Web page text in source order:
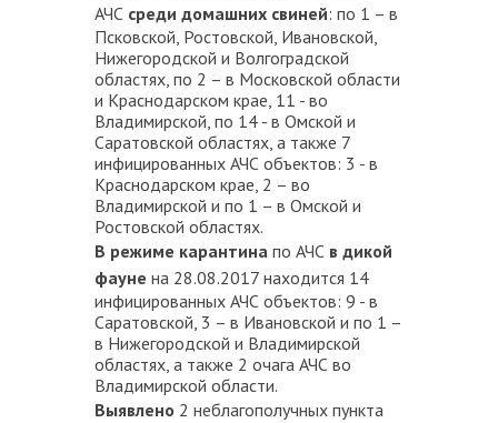
АЧС среди домашних свиней: по 1 – в
Псковской, Ростовской, Ивановской,
Нижегородской и Волгоградской
областях, по 2 – в Московской области
и Краснодарском крае, 11 - во
Владимирской, по 14 - в Омской и
Саратовской областях, а также 7
инфицированных АЧС объектов: 3 - в
Краснодарском крае, 2 – во
Владимирской и по 1 – в Омской и
Ростовской областях.
В режиме карантина по АЧС в дикой
фауне на 28.08.2017 находится 14
инфицированных АЧС объектов: 9 - в
Саратовской, 3 – в Ивановской и по 1 –
в Нижегородской и Владимирской
областях, а также 2 очага АЧС во
Владимирской области.
Выявлено 2 неблагополучных пункта